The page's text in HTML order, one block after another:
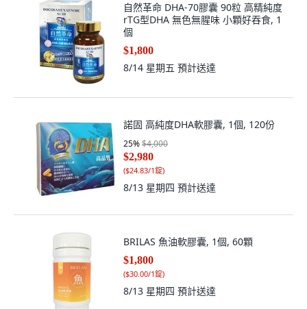
自然革命 DHA-70膠囊 90粒 高精純度
rTG型DHA 無色無腥味 小顆好吞食, 1
個
$1,800
8/14 星期五 預計送達
諾固 高純度DHA軟膠囊, 1個, 120份
25%$4,000
$2,980
($24.83/1錠)
8/13 星期四 預計送達
BRILAS 魚油軟膠囊, 1個, 60顆
$1,800
($30.00/1錠)
8/13 星期四 預計送達